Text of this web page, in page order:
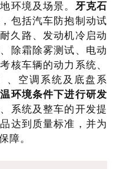
环境及场景。 牙克石
，包括汽车防抱制动试
久路、发动机冷启动
除霜除雾测试、电动
核车辆的动力系统、
、空调系统及底盘系
环境条件下进行研发
系统及整车的开发提
达到质量标准，并为
障。